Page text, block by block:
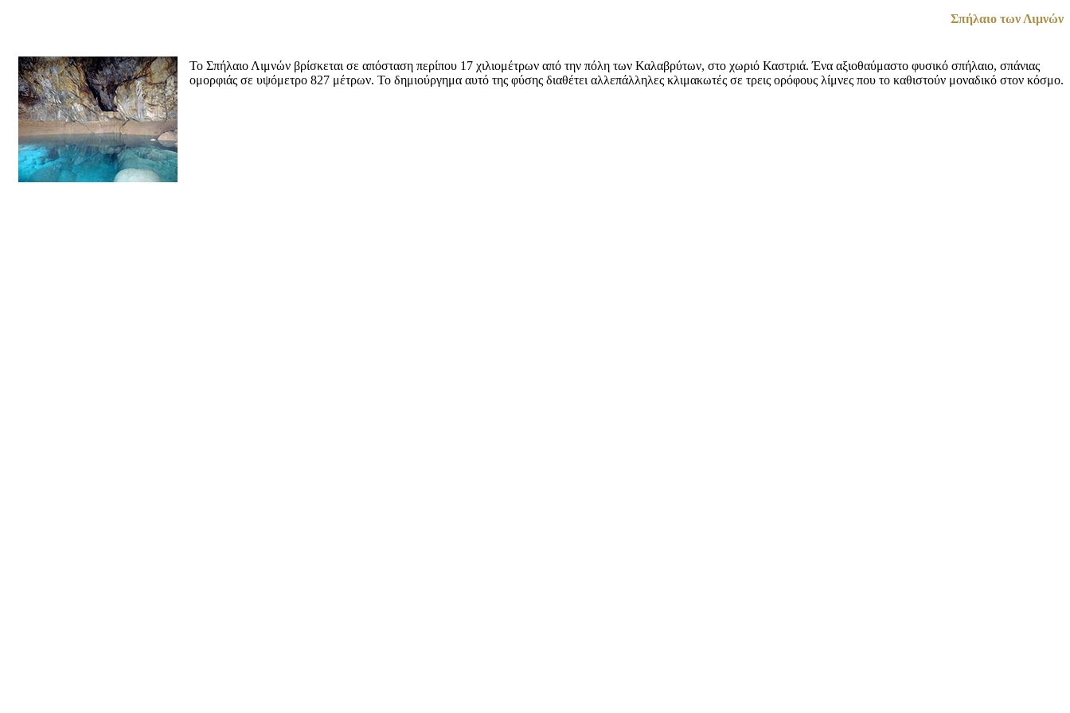
Σπήλαιο των Λιμνών
Το Σπήλαιο Λιμνών βρίσκεται σε απόσταση περίπου 17 χιλιομέτρων από την πόλη των Καλαβρύτων, στο χωριό Καστριά. Ένα αξιοθαύμαστο φυσικό σπήλαιο, σπάνιας
ομορφιάς σε υψόμετρο 827 μέτρων. Το δημιούργημα αυτό της φύσης διαθέτει αλλεπάλληλες κλιμακωτές σε τρεις ορόφους λίμνες που το καθιστούν μοναδικό στον κόσμο.